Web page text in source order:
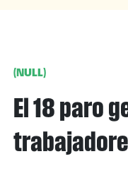
(NULL)
El 18 paro